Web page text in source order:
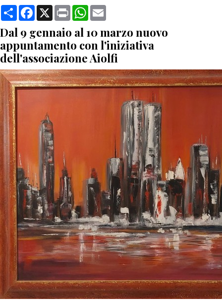
CondividiFacebook
X Print WhatsApp
Dal 9 gennaio al 10 marzo nuovo
appuntamento con l'iniziativa
dell'associazione Aiolfi